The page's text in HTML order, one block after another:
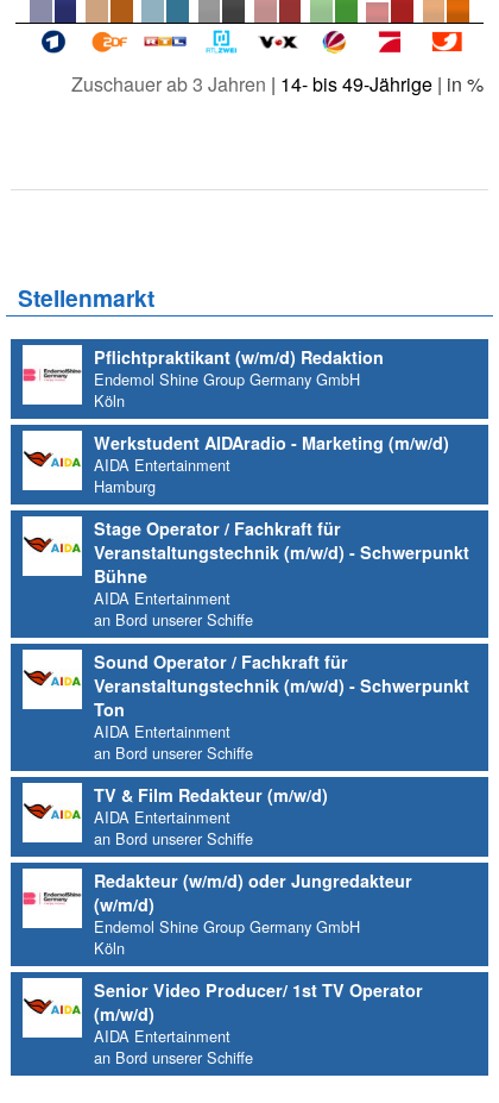
Zuschauer ab 3 Jahren | 14- bis 49-Jährige| in %
Stellenmarkt
Pflichtpraktikant (w/m/d) Redaktion
Endemol Shine Group Germany GmbH
Köln
Werkstudent AIDAradio - Marketing (m/w/d)
AIDA Entertainment
Hamburg
Stage Operator / Fachkraft für
Veranstaltungstechnik (m/w/d) - Schwerpunkt
Bühne
AIDA Entertainment
an Bord unserer Schiffe
Sound Operator / Fachkraft für
Veranstaltungstechnik (m/w/d) - Schwerpunkt
Ton
AIDA Entertainment
an Bord unserer Schiffe
TV & Film Redakteur (m/w/d)
AIDA Entertainment
an Bord unserer Schiffe
Redakteur (w/m/d) oder Jungredakteur
(w/m/d)
Endemol Shine Group Germany GmbH
Köln
Senior Video Producer/ 1st TV Operator
(m/w/d)
AIDA Entertainment
an Bord unserer Schiffe